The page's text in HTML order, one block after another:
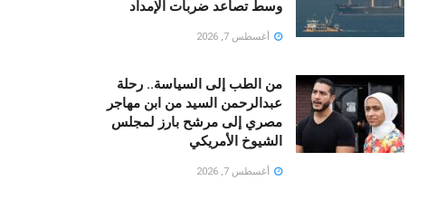
وسط تصاعد ضربات الإمداد
أغسطس 7, 2026
من الطب إلى السياسة.. رحلة
عبدالرحمن السيد من ابن مهاجر
مصري إلى مرشح بارز لمجلس
الشيوخ الأمريكي
أغسطس 7, 2026